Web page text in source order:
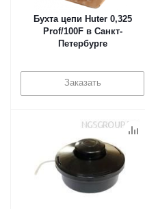
Бухта цепи Huter 0,325
Prof/100F в Санкт-
Петербурге
Заказать